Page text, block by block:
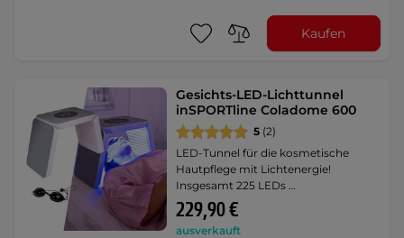
Kaufen
Gesichts-LED-Lichttunnel
inSPORTline Coladome 600
5 (2)
LED-Tunnel für die kosmetische
Hautpflege mit Lichtenergie!
Insgesamt 225 LEDs …
229,90 €
ausverkauft